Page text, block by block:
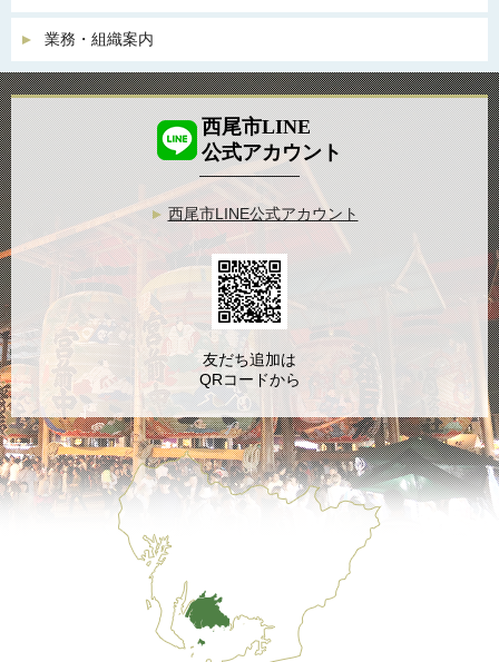
業務・組織案内
西尾市LINE
公式アカウント
西尾市LINE公式アカウント
友だち追加は
QRコードから